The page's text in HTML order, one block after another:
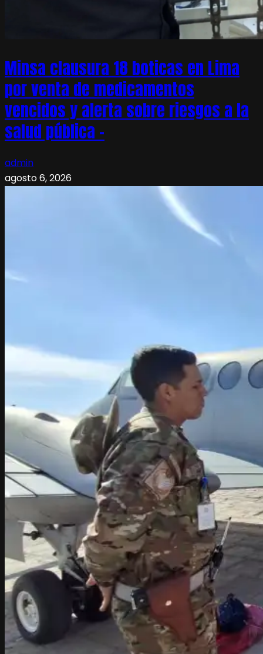
Minsa clausura 18 boticas en Lima
por venta de medicamentos
vencidos y alerta sobre riesgos a la
salud pública –
admin
agosto 6, 2026